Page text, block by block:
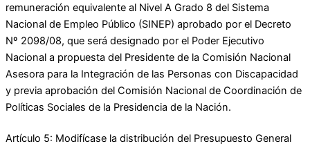
remuneración equivalente al Nivel A Grado 8 del Sistema
Nacional de Empleo Público (SINEP) aprobado por el Decreto
Nº 2098/08, que será designado por el Poder Ejecutivo
Nacional a propuesta del Presidente de la Comisión Nacional
Asesora para la Integración de las Personas con Discapacidad
y previa aprobación del Comisión Nacional de Coordinación de
Políticas Sociales de la Presidencia de la Nación.
Artículo 5: Modifícase la distribución del Presupuesto General